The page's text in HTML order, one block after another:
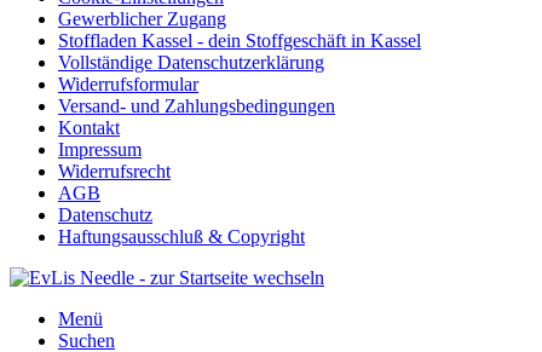
Gewerblicher Zugang
Stoffladen Kassel - dein Stoffgeschäft in Kassel
Vollständige Datenschutzerklärung
Widerrufsformular
Versand- und Zahlungsbedingungen
Kontakt
Impressum
Widerrufsrecht
AGB
Datenschutz
Haftungsausschluß & Copyright
Menü
Suchen